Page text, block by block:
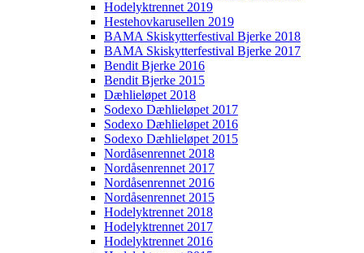
Hodelyktrennet 2019
Hestehovkarusellen 2019
BAMA Skiskytterfestival Bjerke 2018
BAMA Skiskytterfestival Bjerke 2017
Bendit Bjerke 2016
Bendit Bjerke 2015
Dæhlieløpet 2018
Sodexo Dæhlieløpet 2017
Sodexo Dæhlieløpet 2016
Sodexo Dæhlieløpet 2015
Nordåsenrennet 2018
Nordåsenrennet 2017
Nordåsenrennet 2016
Nordåsenrennet 2015
Hodelyktrennet 2018
Hodelyktrennet 2017
Hodelyktrennet 2016